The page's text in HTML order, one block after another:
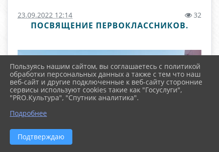
23.09.2022 12:14 32
ПОСВЯЩЕНИЕ ПЕРВОКЛАССНИКОВ.
Пользуясь нашим сайтом, вы соглашаетесь с политикой
обработки персональных данных а также с тем что наш
веб-сайт и другие подключенные к веб-сайту сторонние
сервисы используют cookies такие как "Госуслуги",
"PRO.Культура", "Спутник аналитика".
Подробнее
Подтверждаю